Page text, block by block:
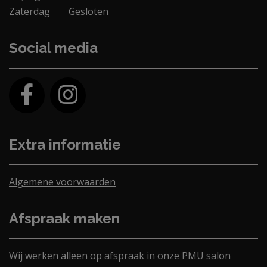
Zaterdag
Gesloten
Social media
Extra informatie
Algemene voorwaarden
Afspraak maken
Wij werken alleen op afspraak in onze PMU salon